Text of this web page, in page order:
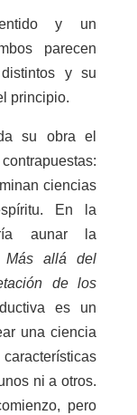
y un
parecen
y su
principio.
su obra el
ciencias
En la
aunar la
Más allá del
de los
es un
una ciencia
ni a otros.
pero